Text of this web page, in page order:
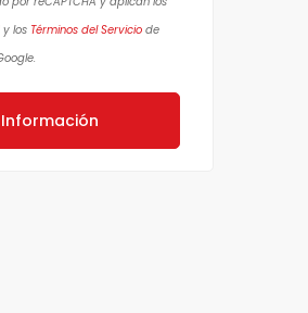
y los Términos del Serviciode